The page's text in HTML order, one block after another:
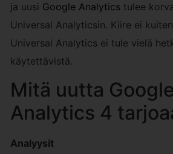
ja uusi Google Analytics tulee
Universal Analyticsin. Kiire ei
Universal Analytics ei tule vielä
käytettävistä.
Mitä uutta Google
Analytics 4
Analyysit